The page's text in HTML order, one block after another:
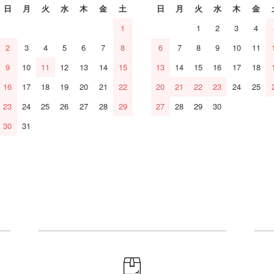
日 月 火 水 木 金
土
1
2
3 4 5 6 7
8
9
10 11 12 13 14
15
16
17 18 19 20 21
22
23
24 25 26 27 28
29
30
31
日 月 火 水 木 金
1
2 3 4
6
7 8 9 10 11
13
14 15 16 17 18
20
21 22 23 24 25
27
28 29 30